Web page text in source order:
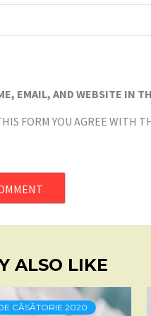
EMAIL, AND WEBSITE IN
FORM YOU AGREE WITH
ALSO LIKE
CĂSĂTORIE 2020